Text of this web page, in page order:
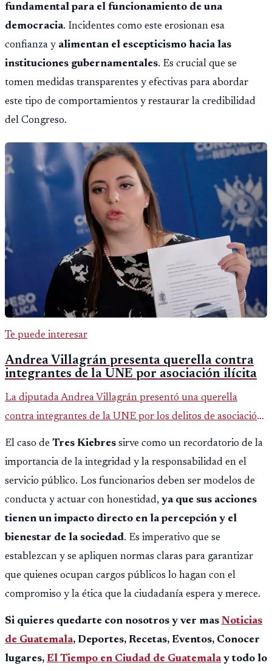
fundamental para el funcionamiento de una
democracia. Incidentes como este erosionan esa
confianza y alimentan el escepticismo hacia las
instituciones gubernamentales. Es crucial que se
tomen medidas transparentes y efectivas para abordar
este tipo de comportamientos y restaurar la credibilidad
del Congreso.
Te puede interesar
Andrea Villagrán presenta querella contra
integrantes de la UNE por asociación ilícita
La diputada Andrea Villagrán presentó una querella
contra integrantes de la UNE por los delitos de asociación
ilícita, terrorismo y sedición.
El caso de Tres Kiebres sirve como un recordatorio de la
importancia de la integridad y la responsabilidad en el
servicio público. Los funcionarios deben ser modelos de
conducta y actuar con honestidad, ya que sus acciones
tienen un impacto directo en la percepción y el
bienestar de la sociedad. Es imperativo que se
establezcan y se apliquen normas claras para garantizar
que quienes ocupan cargos públicos lo hagan con el
compromiso y la ética que la ciudadanía espera y merece.
Si quieres quedarte con nosotros y ver mas Noticias
de Guatemala, Deportes, Recetas, Eventos, Conocer
lugares, El Tiempo en Ciudad de Guatemalay todo lo